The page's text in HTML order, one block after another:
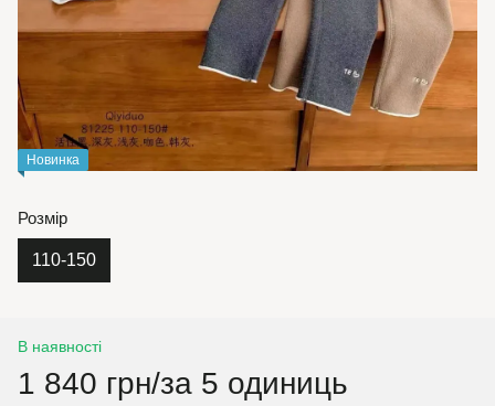
Новинка
Розмір
110-150
В наявності
1 840 грн/за 5 одиниць